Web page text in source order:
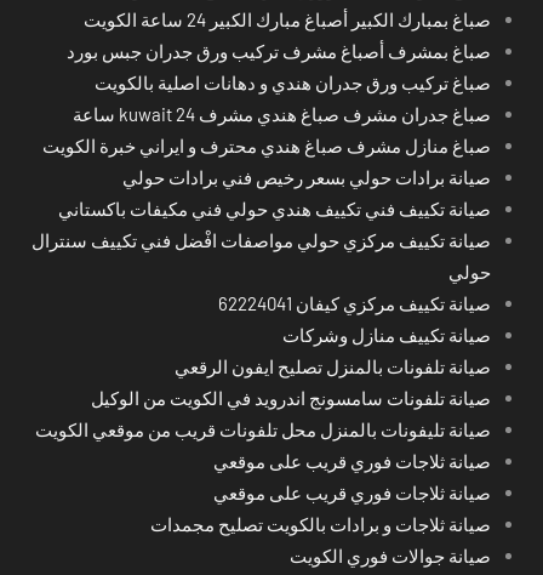
صباغ بمبارك الكبير أصباغ مبارك الكبير 24 ساعة الكويت
صباغ بمشرف أصباغ مشرف تركيب ورق جدران جبس بورد
صباغ تركيب ورق جدران هندي و دهانات اصلية بالكويت
صباغ جدران مشرف صباغ هندي مشرف kuwait 24 ساعة
صباغ منازل مشرف صباغ هندي محترف و ايراني خبرة الكويت
صيانة برادات حولي بسعر رخيص فني برادات حولي
صيانة تكييف فني تكييف هندي حولي فني مكيفات باكستاني
صيانة تكييف مركزي حولي مواصفات افْضل فني تكييف سنترال
حولي
صيانة تكييف مركزي كيفان 62224041
صيانة تكييف منازل وشركات
صيانة تلفونات بالمنزل تصليح ايفون الرقعي
صيانة تلفونات سامسونج اندرويد في الكويت من الوكيل
صيانة تليفونات بالمنزل محل تلفونات قريب من موقعي الكويت
صيانة ثلاجات فوري قريب على موقعي
صيانة ثلاجات فوري قريب على موقعي
صيانة ثلاجات و برادات بالكويت تصليح مجمدات
صيانة جوالات فوري الكويت